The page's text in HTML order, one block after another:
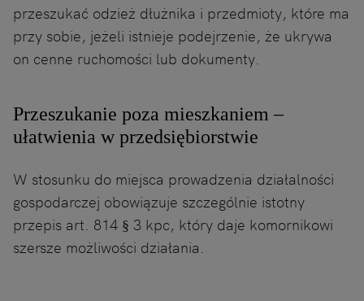
przeszukać odzież dłużnika i przedmioty, które ma
przy sobie, jeżeli istnieje podejrzenie, że ukrywa
on cenne ruchomości lub dokumenty.
Przeszukanie poza mieszkaniem –
ułatwienia w przedsiębiorstwie
W stosunku do miejsca prowadzenia działalności
gospodarczej obowiązuje szczególnie istotny
przepis art. 814 § 3 kpc, który daje komornikowi
szersze możliwości działania.